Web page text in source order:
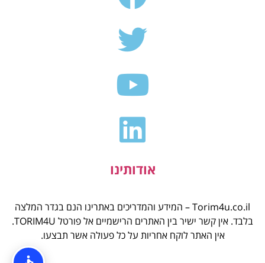
אודותינו
Torim4u.co.il – המידע והמדריכים באתרינו הנם בגדר המלצה
בלבד. אין קשר ישיר בין האתרים הרישמיים אל פורטל TORIM4U.
אין האתר לוקח אחריות על כל פעולה אשר תבצעו.